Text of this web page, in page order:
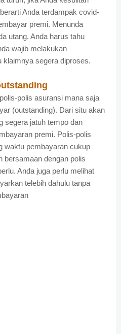
Anda terdampak covid-
premi. Menunda
utang. Anda harus tahu
wajib melakukan
klaimnya segera diproses.
polis asuransi mana saja
(outstanding). Dari situ akan
segera jatuh tempo dan
premi. Polis-polis
waktu pembayaran cukup
bersamaan dengan polis
Anda juga perlu melihat
telebih dahulu tanpa